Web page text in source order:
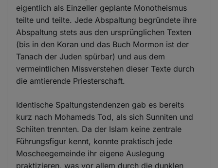
eigentlich als Einzeller geplante Monotheismus
teilte und teilte. Jede Abspaltung begründete ihre
Abspaltung stets aus den ursprünglichen Texten
(bis in den Koran und das Buch Mormon ist der
Tanach der Juden spürbar) und aus dem
vermeintlichen Missverstehen dieser Texte durch
die amtierende Priesterschaft.
Identische Spaltungstendenzen gab es bereits
kurz nach Mohameds Tod, als sich Sunniten und
Schiiten trennten. Da der Islam keine zentrale
Führungsfigur kennt, konnte praktisch jede
Moscheegemeinde ihr eigene Auslegung
praktizieren, was vor allem durch die dunklen